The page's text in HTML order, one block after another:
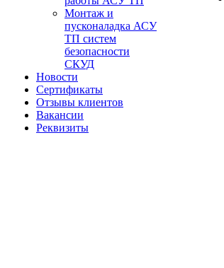
Монтаж и
пусконаладка АСУ
ТП систем
безопасности
СКУД
Новости
Сертификаты
Отзывы клиентов
Вакансии
Реквизиты